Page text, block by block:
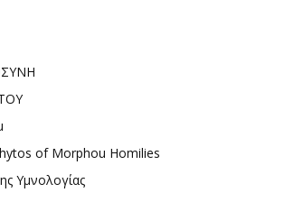
of Morphou Homilies
Υμνολογίας